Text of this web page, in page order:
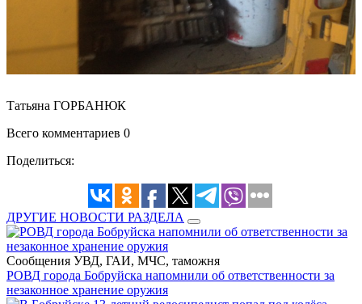
Татьяна ГОРБАНЮК
Всего комментариев 0
Поделиться:
ДРУГИЕ НОВОСТИ РАЗДЕЛА
Сообщения УВД, ГАИ, МЧС, таможня
РОВД города Бобруйска напомнили об ответственности за
незаконное хранение оружия